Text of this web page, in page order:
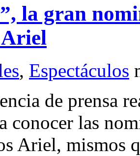
la gran
, Espectáculos
de prensa
conocer las
Ariel, mismos